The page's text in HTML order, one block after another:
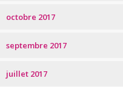
octobre 2017
septembre 2017
juillet 2017